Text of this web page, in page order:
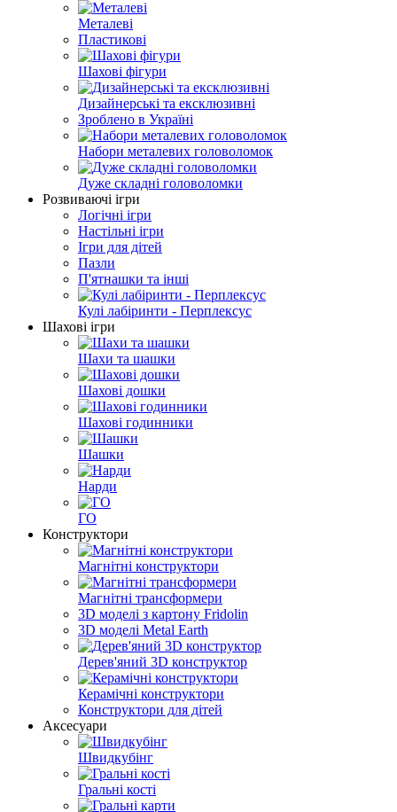
Металеві
Пластикові
Шахові фігури
Дизайнерські та ексклюзивні
Зроблено в Україні
Набори металевих головоломок
Дуже складні головоломки
Розвиваючі ігри
Логічні ігри
Настільні ігри
Ігри для дітей
Пазли
П'ятнашки та інші
Кулі лабіринти - Перплексус
Шахові ігри
Шахи та шашки
Шахові дошки
Шахові годинники
Шашки
Нарди
ГО
Конструктори
Магнітні конструктори
Магнітні трансформери
3D моделі з картону Fridolin
3D моделі Metal Earth
Дерев'яний 3D конструктор
Керамічні конструктори
Конструктори для дітей
Аксесуари
Швидкубінг
Гральні кості